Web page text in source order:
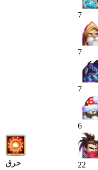
7
7
7
6
حرق 22